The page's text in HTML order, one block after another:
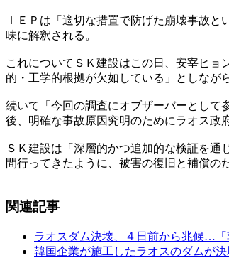
ＩＥＰは「適切な措置で防げた崩壊事故
味に解釈される。
これについてＳＫ建設はこの日、安宰ヒ
的・工学的根拠が欠如している」としなが
続いて「今回の調査にオブザーバーとして
後、明確な事故原因究明のためにラオス政
ＳＫ建設は「深層的かつ追加的な検証を
間行ってきたように、被害の復旧と補償の
関連記事
ラオスダム決壊、４日前から兆候…
韓国企業が施工したラオスのダムが